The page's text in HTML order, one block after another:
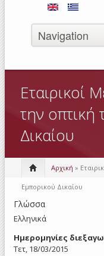
Εταιρικοί
την οπτική
Δικαίου
Αρχική »
Εμπορικού Δικαίου
Γλώσσα
Ελληνικά
Ημερομηνίες
Τετ, 18/03/2015